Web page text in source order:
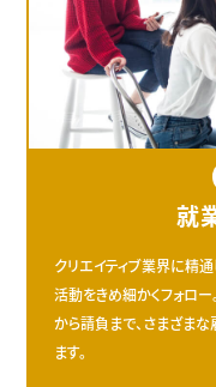
就
クリエイティブ業界に精
活動をきめ細かくフォロ
から請負まで、さまざま
ます。